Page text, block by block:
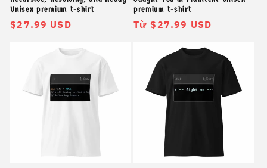
Unisex premium t-shirt
Giá
$27.99 USD
premium t-shirt
Giá
thường
Từ $27.99 USD